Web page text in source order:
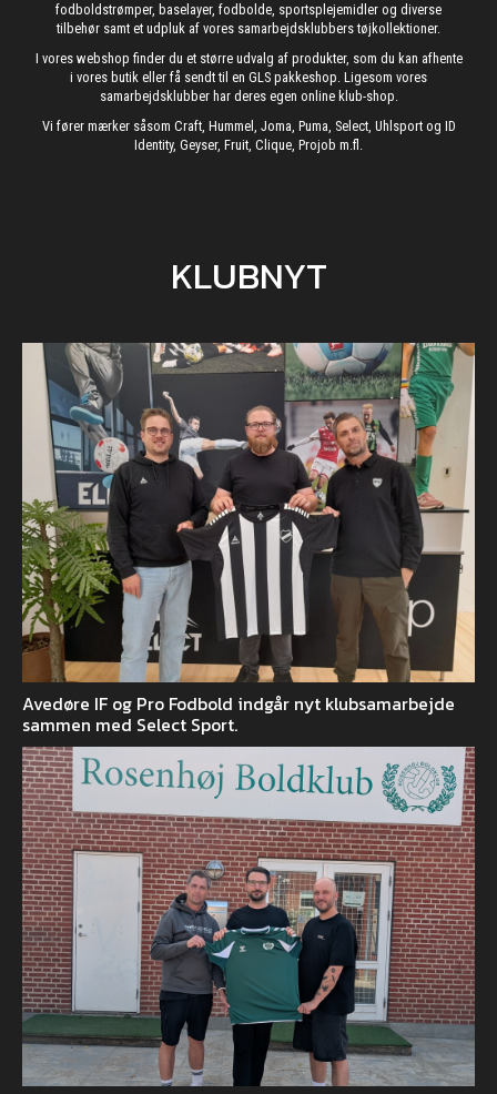
fodboldstrømper, baselayer, fodbolde, sportsplejemidler og diverse
tilbehør samt et udpluk af vores samarbejdsklubbers tøjkollektioner.
I vores webshop finder du et større udvalg af produkter, som du kan afhente
i vores butik eller få sendt til en GLS pakkeshop. Ligesom vores
samarbejdsklubber har deres egen online klub-shop.
Vi fører mærker såsom Craft, Hummel, Joma, Puma, Select, Uhlsport og ID
Identity, Geyser, Fruit, Clique, Projob m.fl.
KLUBNYT
Avedøre IF og Pro Fodbold indgår nyt klubsamarbejde
sammen med Select Sport.